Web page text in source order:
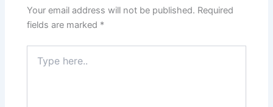
Your email address will not be published. Required
fields are marked *
here..